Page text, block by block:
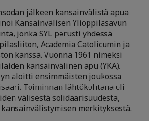
jälkeen kansainvälistä apua
Kansainvälisen Ylioppilasavun
jonka SYL perusti yhdessä
Academia Catolicumin ja
kanssa. Vuonna 1961 nimeksi
kansainvälinen apu (YKA),
aloitti ensimmäisten joukossa
Toiminnan lähtökohtana oli
välisestä solidaarisuudesta,
merkityksestä.